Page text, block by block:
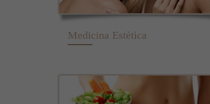
Medicina Estètica